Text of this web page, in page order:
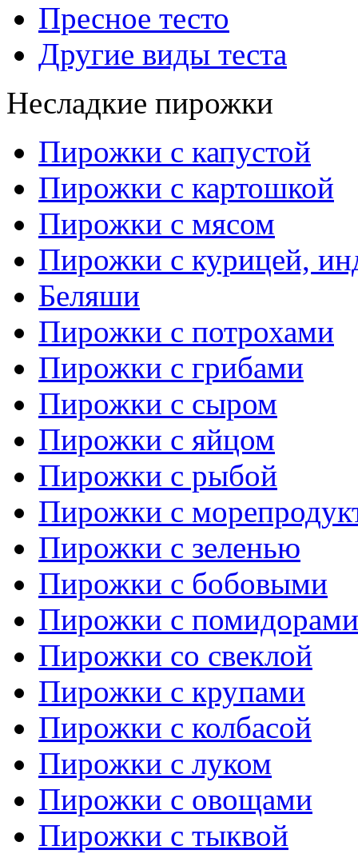
Пресное тесто
Другие виды теста
Несладкие пирожки
Пирожки с капустой
Пирожки с картошкой
Пирожки с мясом
Пирожки с курицей,
Беляши
Пирожки с потрохами
Пирожки с грибами
Пирожки с сыром
Пирожки с яйцом
Пирожки с рыбой
Пирожки с
Пирожки с зеленью
Пирожки с бобовыми
Пирожки с помидорами
Пирожки со свеклой
Пирожки с крупами
Пирожки с колбасой
Пирожки с луком
Пирожки с овощами
Пирожки с тыквой